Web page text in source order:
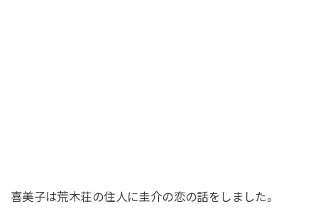
喜美子は荒木荘の住人に圭介の恋の話をしました。